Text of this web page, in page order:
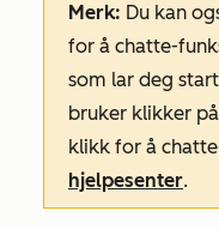
Merk: Du kan
for å chatte-
som lar deg
bruker klikker
klikk for å
hjelpesenter.